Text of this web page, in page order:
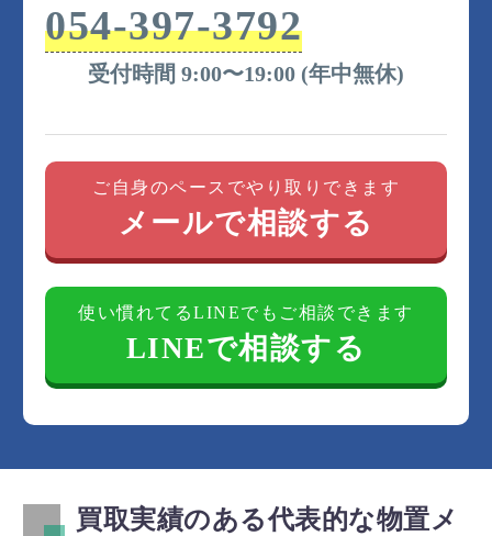
054-397-3792
受付時間 9:00〜19:00 (年中無休)
ご自身のペースでやり取りできます
メールで相談する
使い慣れてるLINEでもご相談できます
LINEで相談する
買取実績のある代表的な物置メ